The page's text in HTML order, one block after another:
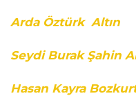
Arda Öztürk Altın
Seydi Burak Şahin
Hasan Kayra